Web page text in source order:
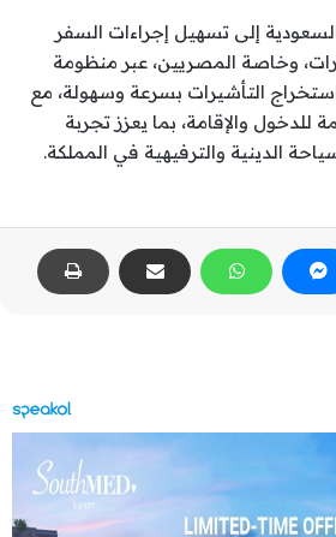
إلى تسهيل إجراءات السفر
وخاصة المصريين، عبر منظومة
استخراج التأشيرات بسرعة وسهولة، مع
للدخول والإقامة، بما يعزز تجربة
الدينية والترفيهية في المملكة.